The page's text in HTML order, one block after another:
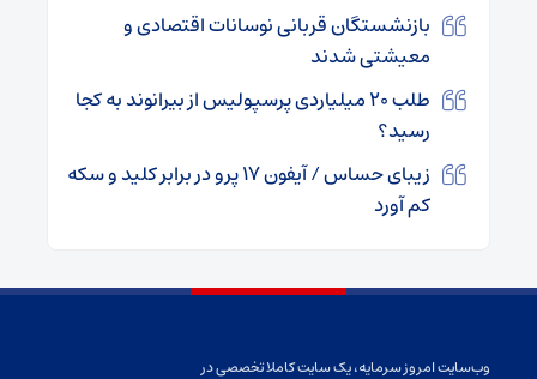
بازنشستگان قربانی نوسانات اقتصادی و
معیشتی شدند
طلب ۲۰ میلیاردی پرسپولیس از بیرانوند به کجا
رسید؟
زیبای حساس / آیفون ۱۷ پرو در برابر کلید و سکه
کم آورد
وب‌سایت امروز سرمایه، یک سایت کاملا تخصصی در